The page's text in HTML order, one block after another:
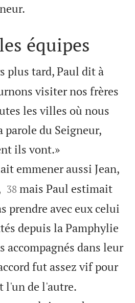
équipes
plus tard, Paul dit à
visiter nos frères
les villes où nous
parole du Seigneur,
ils vont.»
emmener aussi Jean,


38 mais Paul estimait
prendre avec eux celui
depuis la Pamphylie
accompagnés dans leur
fut assez vif pour
l'un de l'autre.